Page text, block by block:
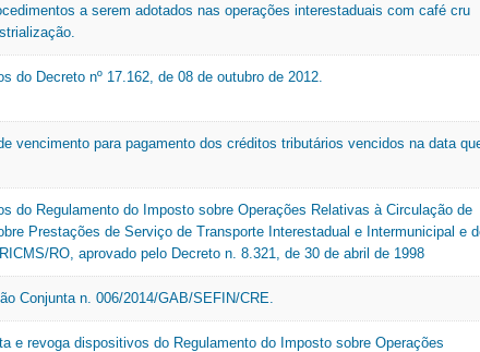
a serem adotados nas operações interestaduais com café cru
do Decreto nº 17.162, de 08 de outubro de 2012.
vencimento para pagamento dos créditos tributários vencidos na data
do Regulamento do Imposto sobre Operações Relativas à Circulação de
Prestações de Serviço de Transporte Interestadual e Intermunicipal e
RO, aprovado pelo Decreto n. 8.321, de 30 de abril de 1998
Conjunta n. 006/2014/GAB/SEFIN/CRE.
e revoga dispositivos do Regulamento do Imposto sobre Operações